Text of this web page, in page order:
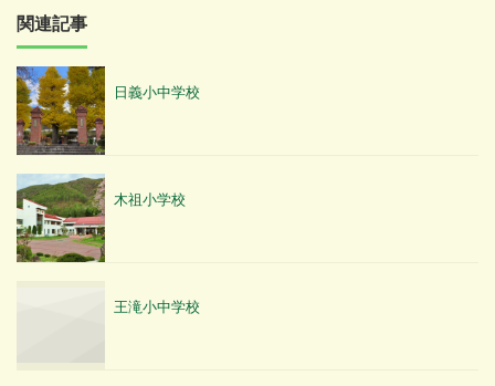
関連記事
日義小中学校
木祖小学校
王滝小中学校